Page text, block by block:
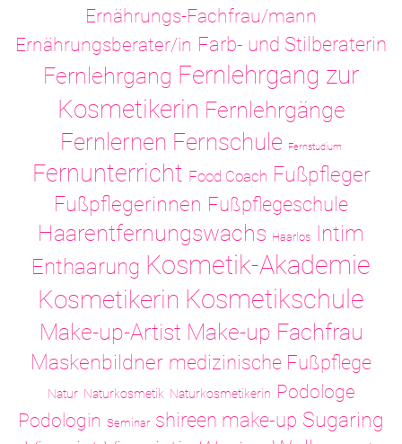
Ernährungs-Fachfrau/mann
Ernährungsberater/in Farb- und Stilberaterin
Fernlehrgang Fernlehrgang zur
Kosmetikerin Fernlehrgänge
Fernlernen Fernschule Fernstudium
Fernunterricht Food Coach Fußpfleger
Fußpflegerinnen Fußpflegeschule
Haarentfernungswachs Haarlos Intim
Enthaarung Kosmetik-Akademie
Kosmetikerin Kosmetikschule
Make-up-Artist Make-up Fachfrau
Maskenbildner medizinische Fußpflege
Natur Naturkosmetik Naturkosmetikerin Podologe
Podologin Seminar shireen make-up Sugaring